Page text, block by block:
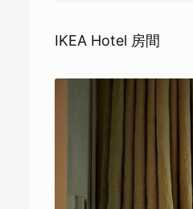
IKEA Hotel 房間